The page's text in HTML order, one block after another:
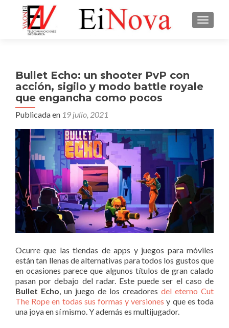
Bullet Echo: un shooter PvP con
acción, sigilo y modo battle royale
que engancha como pocos
Publicada en 19 julio, 2021
Ocurre que las tiendas de apps y juegos para móviles
están tan llenas de alternativas para todos los gustos que
en ocasiones parece que algunos títulos de gran calado
pasan por debajo del radar. Este puede ser el caso de
Bullet Echo , un juego de los creadores del eterno Cut
The Rope en todas sus formas y versiones y que es toda
una joya en sí mismo. Y además es multijugador.